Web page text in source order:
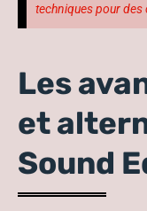
techniques pour
Les
et
Sound